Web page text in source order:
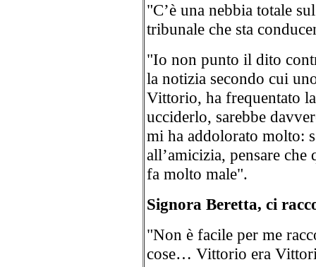
"C’è una nebbia totale
tribunale che sta
"Io non punto il dito
la notizia secondo cui
Vittorio, ha frequentato
ucciderlo, sarebbe
mi ha addolorato molto:
all’amicizia, pensare
fa molto male".
Signora Beretta, ci
"Non è facile per me
cose… Vittorio era